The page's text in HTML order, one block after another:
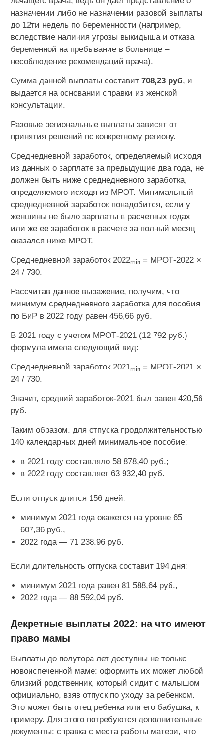
назначении либо не назначении разовой выплаты
до 12ти недель по беременности (например,
вследствие наличия угрозы выкидыша и отказа
беременной на пребывание в больнице –
несоблюдение рекомендаций врача).
Сумма данной выплаты составит 708,23 руб, и
выдается на основании справки из женской
консультации.
Разовые региональные выплаты зависят от
принятия решений по конкретному региону.
Среднедневной заработок, определяемый исходя
из данных о зарплате за предыдущие два года, не
должен быть ниже среднедневного заработка,
определяемого исходя из МРОТ. Минимальный
среднедневной заработок понадобится, если у
женщины не было зарплаты в расчетных годах
или же ее заработок в расчете за полный месяц
оказался ниже МРОТ.
Среднедневной заработок 2022min= МРОТ-2022 ×
24 / 730.
Рассчитав данное выражение, получим, что
минимум среднедневного заработка для пособия
по БиР в 2022 году равен 456,66 руб.
В 2021 году с учетом МРОТ-2021 (12 792 руб.)
формула имела следующий вид:
Среднедневной заработок 2021min= МРОТ-2021 ×
24 / 730.
Значит, средний заработок-2021 был равен 420,56
руб.
Таким образом, для отпуска продолжительностью
140 календарных дней минимальное пособие:
в 2021 году составляло 58 878,40 руб.;
в 2022 году составляет 63 932,40 руб.
Если отпуск длится 156 дней:
минимум 2021 года окажется на уровне 65
607,36 руб.,
2022 года — 71 238,96 руб.
Если длительность отпуска составит 194 дня:
минимум 2021 года равен 81 588,64 руб.,
2022 года — 88 592,04 руб.
Декретные выплаты 2022: на что имеют
право мамы
Выплаты до полутора лет доступны не только
новоиспеченной маме: оформить их может любой
близкий родственник, который сидит с малышом
официально, взяв отпуск по уходу за ребенком.
Это может быть отец ребенка или его бабушка, к
примеру. Для этого потребуются дополнительные
документы: справка с места работы матери, что